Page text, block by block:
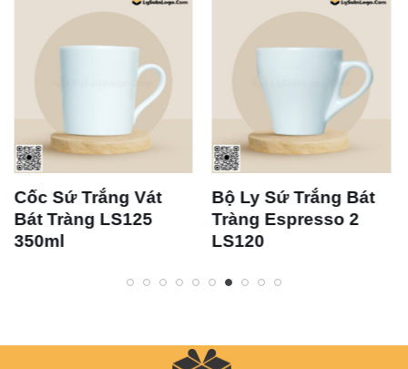
Cốc Sứ Trắng Vát
Bát Tràng LS125
350ml
Bộ Ly Sứ Trắng Bát
Tràng Espresso 2
LS120